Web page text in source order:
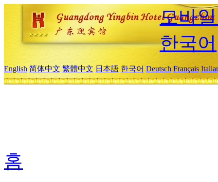
모바
한국어
English 简体中文 繁體中文 日本語 한국어 Deutsch Français
홈